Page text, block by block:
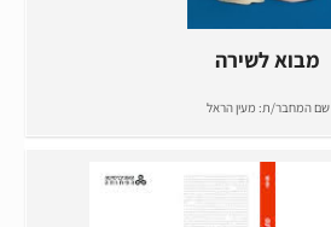
מבוא לשירה
שם המחבר/ת: מעין הראל